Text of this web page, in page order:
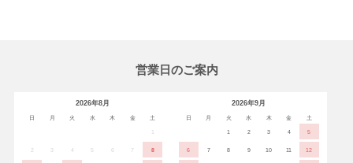
営業日のご案内
2026年8月
日 月 火 水 木 金 土
1
2 3 4 5 6 7 8
2026年9月
日 月 火 水 木 金 土
1 2 3 4 5
6 7 8 9 10 11 12